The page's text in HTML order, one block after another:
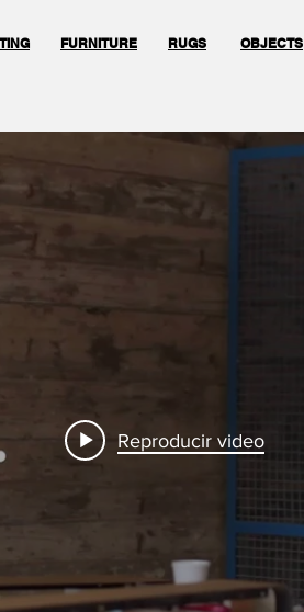
FURNITURE RUGS OBJECTS
Reproducir video